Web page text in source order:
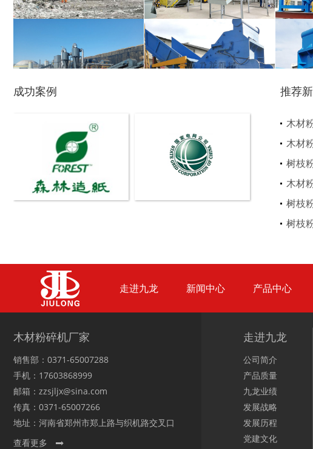
陈腐垃圾处理设备... 建筑垃圾处理设备...
玉米芯烘干机
成功案例 推荐
木材
木材
树枝
木材
树枝
树枝
走进九龙 新闻中心 产品中心
木材粉碎机厂家
销售部：0371-65007288
手机：17603868999
邮箱：zzsjljx@sina.com
传真：0371-65007266
地址：河南省郑州市郑上路与织机路交叉口
查看更多
走进九龙
公司简介
产品质量
九龙业绩
发展战略
发展历程
党建文化